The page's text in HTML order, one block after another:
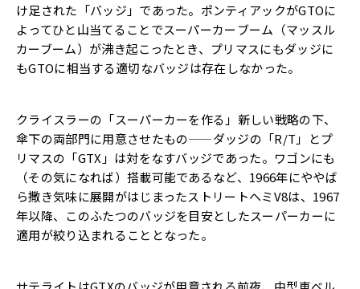
け足された「バッジ」であった。 ポンティアックがGTOに
よってひと山当てることでスーパーカー ブーム（マッスル
カーブーム）が沸き起こったとき、 プリマスにもダッジに
もGTOに相当する適切なバッジは存在しなかった。
クライスラーの「スーパーカーを作る」新しい戦略の下、
傘下の両部門に用意させたもの——ダッジの「R/T」
とプ
リマスの「GTX」は対をなすバッジであった。ワゴンにも
（その気になれば）搭載可能であるなど、 1966年にややば
ら撒き気味に展開がはじまったストリートヘミV8は、1967
年以降、 このふたつのバッジを目安としたスーパーカーに
適用が絞り込まれることとなった。